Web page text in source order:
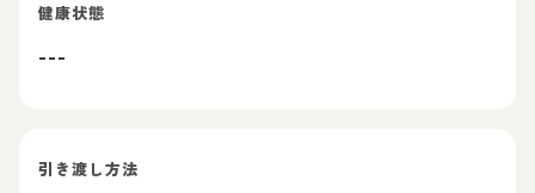
健康状態
---
引き渡し方法